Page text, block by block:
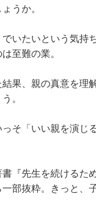
うか。
いたいという気持
至難の業。
果、親の真意を理
。
そ「いい親を演じ
書『先生を続けるた
部抜粋。きっと、